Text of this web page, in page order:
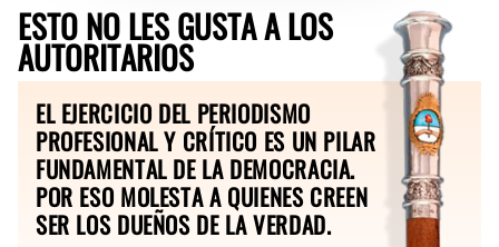
ESTO NO LES GUSTA A LOS
AUTORITARIOS
EL EJERCICIO DEL PERIODISMO
PROFESIONAL Y CRÍTICO ES UN PILAR
FUNDAMENTAL DE LA DEMOCRACIA.
POR ESO MOLESTA A QUIENES CREEN
SER LOS DUEÑOS DE LA VERDAD.